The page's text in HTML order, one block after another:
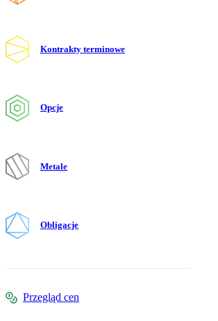
Kontrakty terminowe
Opcje
Metale
Obligacje
Przegląd cen